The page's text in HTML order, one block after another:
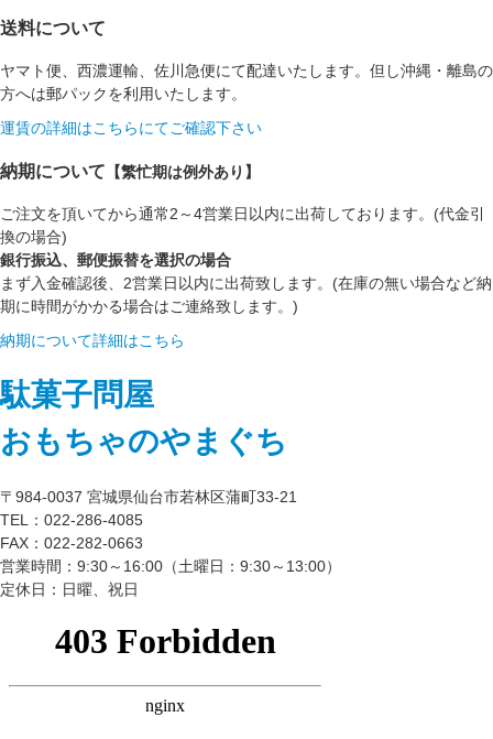
送料について
ヤマト便、西濃運輸、佐川急便にて配達いたします。但し沖縄・離島の
方へは郵パックを利用いたします。
運賃の詳細はこちらにてご確認下さい
納期について 【繁忙期は例外あり】
ご注文を頂いてから通常2～4営業日以内に出荷しております。(代金引
換の場合)
銀行振込、郵便振替を選択の場合
まず入金確認後、2営業日以内に出荷致します。(在庫の無い場合など納
期に時間がかかる場合はご連絡致します。)
納期について詳細はこちら
駄菓子問屋
おもちゃのやまぐち
〒984-0037 宮城県仙台市若林区蒲町33-21
TEL：022-286-4085
FAX：022-282-0663
営業時間：9:30～16:00（土曜日：9:30～13:00）
定休日：日曜、祝日